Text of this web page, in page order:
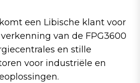
een Libische klant voor
van de FPG3600
en stille
voor industriële en